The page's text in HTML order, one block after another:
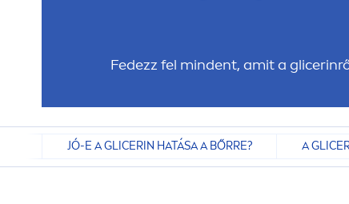
Fedezz fel mindent, amit a
JÓ-E A GLICERIN HATÁSA A BŐRRE? A